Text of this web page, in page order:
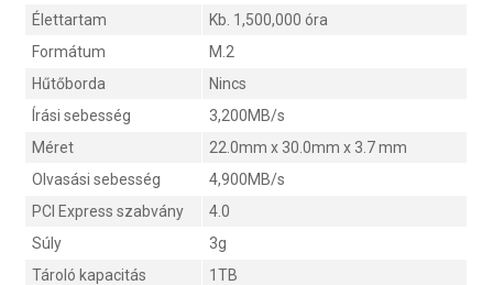
Élettartam
Kb. 1,500,000 óra
Formátum
M.2
Hűtőborda
Nincs
Írási sebesség
3,200MB/s
Méret
22.0mm x 30.0mm x 3.7 mm
Olvasási sebesség
4,900MB/s
PCI Express szabvány
4.0
Súly
3g
Tároló kapacitás
1TB